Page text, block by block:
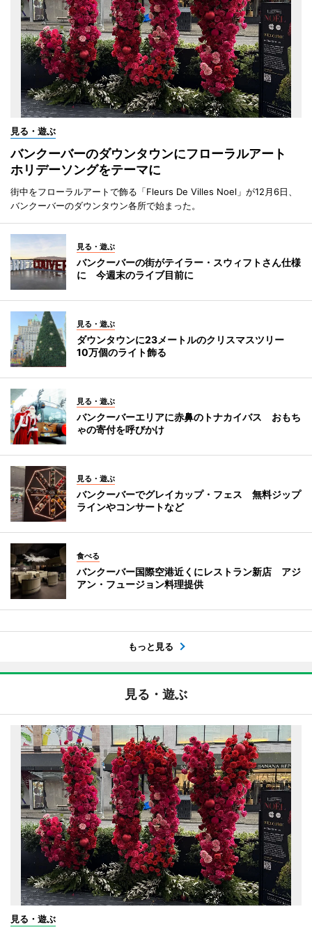
見る・遊ぶ
バンクーバーのダウンタウンにフローラルアート
ホリデーソングをテーマに
街中をフローラルアートで飾る「Fleurs De Villes Noel」が12月6日、
バンクーバーのダウンタウン各所で始まった。
見る・遊ぶ
バンクーバーの街がテイラー・スウィフトさん仕様
に 今週末のライブ目前に
見る・遊ぶ
ダウンタウンに23メートルのクリスマスツリー
10万個のライト飾る
見る・遊ぶ
バンクーバーエリアに赤鼻のトナカイバス おもち
ゃの寄付を呼びかけ
見る・遊ぶ
バンクーバーでグレイカップ・フェス 無料ジップ
ラインやコンサートなど
食べる
バンクーバー国際空港近くにレストラン新店 アジ
アン・フュージョン料理提供
もっと見る
見る・遊ぶ
見る・遊ぶ